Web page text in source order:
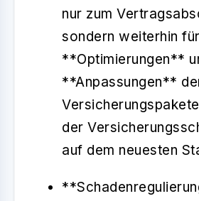
nur zum
sondern weiterhin
**Optimierungen**
**Anpassungen**
der
auf dem neuesten